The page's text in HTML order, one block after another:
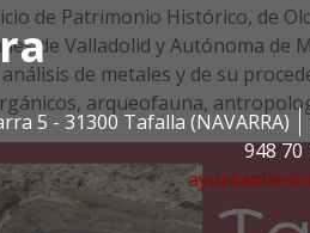
5 - 31300 Tafalla (NAVARRA)
948 70
de Patrimonio Histórico, de
de Valladolid y Autónoma de
de metales y de su
arqueofauna,